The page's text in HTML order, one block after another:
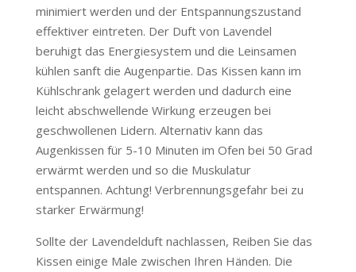
minimiert werden und der Entspannungszustand
effektiver eintreten. Der Duft von Lavendel
beruhigt das Energiesystem und die Leinsamen
kühlen sanft die Augenpartie. Das Kissen kann im
Kühlschrank gelagert werden und dadurch eine
leicht abschwellende Wirkung erzeugen bei
geschwollenen Lidern. Alternativ kann das
Augenkissen für 5-10 Minuten im Ofen bei 50 Grad
erwärmt werden und so die Muskulatur
entspannen. Achtung! Verbrennungsgefahr bei zu
starker Erwärmung!
Sollte der Lavendelduft nachlassen, Reiben Sie das
Kissen einige Male zwischen Ihren Händen. Die